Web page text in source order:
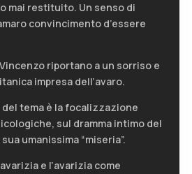
mai restituito. Un senso di
convincimento d’essere
riportano a un sorriso e
impresa dell’avaro.
tema è la focalizzazione
sul dramma intimo del
umanissima “miseria”.
e l’avarizia come